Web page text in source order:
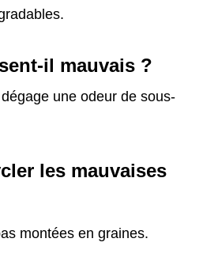
il mauvais ?
une odeur de sous-
les mauvaises
montées en graines.